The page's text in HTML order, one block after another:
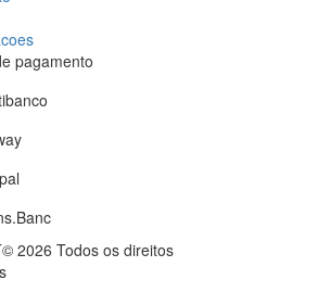
pagamento
2026 Todos os direitos